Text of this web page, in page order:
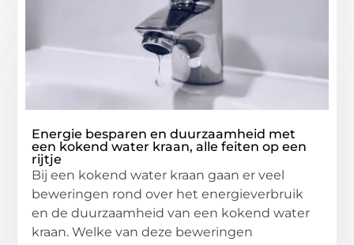
Energie besparen en duurzaamheid met
een kokend water kraan, alle feiten op een
rijtje
Bij een kokend water kraan gaan er veel
beweringen rond over het energieverbruik
en de duurzaamheid van een kokend water
kraan. Welke van deze beweringen